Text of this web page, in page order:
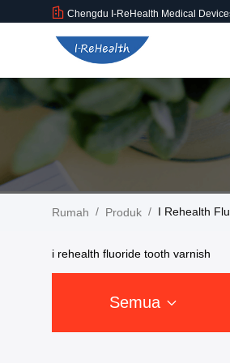
Chengdu I-ReHealth Medical
Rumah / Produk / I Rehealth
i rehealth fluoride tooth varnish
Semua